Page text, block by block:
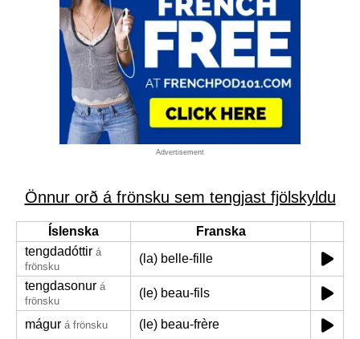
Advertisement
Önnur orð á frönsku sem tengjast fjölskyldu
Íslenska
Franska
tengdadóttir á
frönsku
(la) belle-fille
tengdasonur á
frönsku
(le) beau-fils
mágur á frönsku
(le) beau-frère